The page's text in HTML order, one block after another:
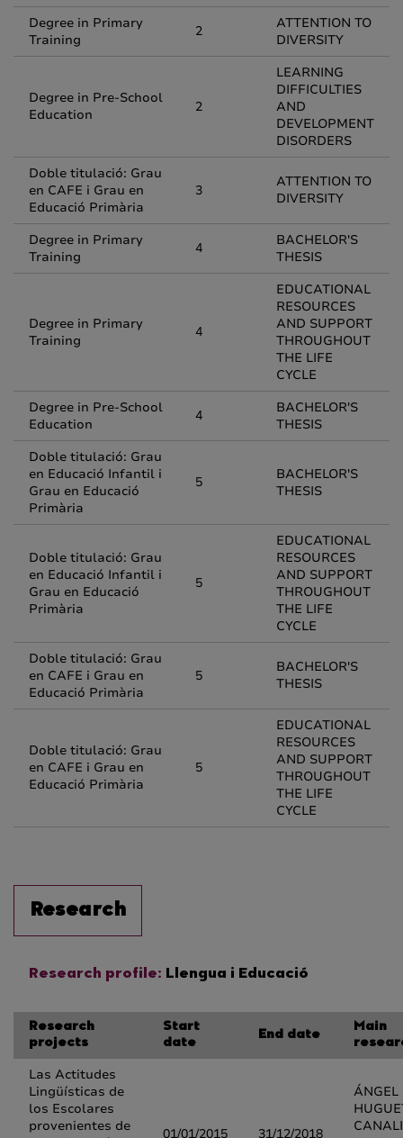
Degree in Primary
Training
2
ATTENTION TO
DIVERSITY
Degree in Pre-School
Education
2
LEARNING
DIFFICULTIES
AND
DEVELOPMENT
DISORDERS
Doble titulació: Grau
en CAFE i Grau en
Educació Primària
3
ATTENTION TO
DIVERSITY
Degree in Primary
Training
4
BACHELOR'S
THESIS
Degree in Primary
Training
4
EDUCATIONAL
RESOURCES
AND SUPPORT
THROUGHOUT
THE LIFE
CYCLE
Degree in Pre-School
Education
4
BACHELOR'S
THESIS
Doble titulació: Grau
en Educació Infantil i
Grau en Educació
Primària
5
BACHELOR'S
THESIS
Doble titulació: Grau
en Educació Infantil i
Grau en Educació
Primària
5
EDUCATIONAL
RESOURCES
AND SUPPORT
THROUGHOUT
THE LIFE
CYCLE
Doble titulació: Grau
en CAFE i Grau en
Educació Primària
5
BACHELOR'S
THESIS
Doble titulació: Grau
en CAFE i Grau en
Educació Primària
5
EDUCATIONAL
RESOURCES
AND SUPPORT
THROUGHOUT
THE LIFE
CYCLE
Research
Research profile: Llengua i Educació
Research
projects
Start
date
End date
Main
Las Actitudes
Lingüísticas de
los Escolares
provenientes de
01/01/2015 31/12/2018
ÁNGEL